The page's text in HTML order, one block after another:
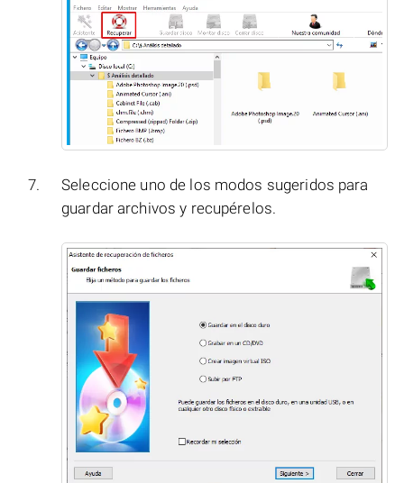
Seleccione uno de los modos sugeridos para
guardar archivos y recupérelos.